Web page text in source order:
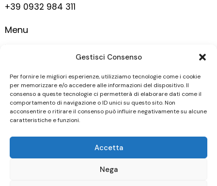
Gestisci Consenso
Per fornire le migliori esperienze, utilizziamo tecnologie come i cookie
per memorizzare e/o accedere alle informazioni del dispositivo. Il
consenso a queste tecnologie ci permetterà di elaborare dati come il
comportamento di navigazione o ID unici su questo sito. Non
acconsentire o ritirare il consenso può influire negativamente su alcune
caratteristiche e funzioni.
Accetta
Nega
+39 0932 984 311
Menu
Vigneti
Vini
Contatti